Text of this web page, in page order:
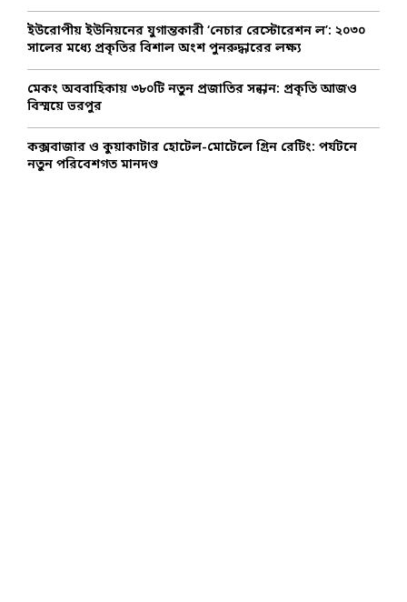
ইউরোপীয় ইউনিয়নের যুগান্তকারী ‘নেচার রেস্টোরেশন ল’: ২০৩০
সালের মধ্যে প্রকৃতির বিশাল অংশ পুনরুদ্ধারের লক্ষ্য
মেকং অববাহিকায় ৩৮০টি নতুন প্রজাতির সন্ধান: প্রকৃতি আজও
বিস্ময়ে ভরপুর
কক্সবাজার ও কুয়াকাটার হোটেল-মোটেলে গ্রিন রেটিং: পর্যটনে
নতুন পরিবেশগত মানদণ্ড